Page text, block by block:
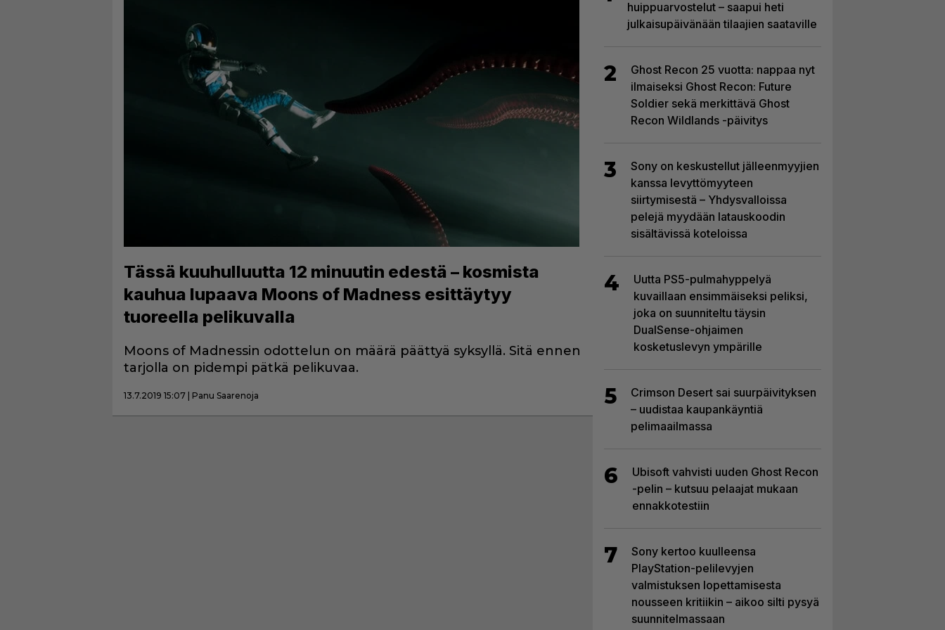
Tässä kuuhulluutta 12 minuutin edestä – kosmista
kauhua lupaava Moons of Madness esittäytyy
tuoreella pelikuvalla
Moons of Madnessin odottelun on määrä päättyä syksyllä. Sitä ennen
tarjolla on pidempi pätkä pelikuvaa.
13.7.2019 15:07 | Panu Saarenoja
huippuarvostelut – saapui heti
julkaisupäivänään tilaajien saataville
2
Ghost Recon 25 vuotta: nappaa nyt
ilmaiseksi Ghost Recon: Future
Soldier sekä merkittävä Ghost
Recon Wildlands -päivitys
3
Sony on keskustellut jälleenmyyjien
kanssa levyttömyyteen
siirtymisestä – Yhdysvalloissa
pelejä myydään latauskoodin
sisältävissä koteloissa
4
Uutta PS5-pulmahyppelyä
kuvaillaan ensimmäiseksi peliksi,
joka on suunniteltu täysin
DualSense-ohjaimen
kosketuslevyn ympärille
5
Crimson Desert sai suurpäivityksen
– uudistaa kaupankäyntiä
pelimaailmassa
6
Ubisoft vahvisti uuden Ghost Recon
-pelin – kutsuu pelaajat mukaan
ennakkotestiin
7
Sony kertoo kuulleensa
PlayStation-pelilevyjen
valmistuksen lopettamisesta
nousseen kritiikin – aikoo silti pysyä
suunnitelmassaan